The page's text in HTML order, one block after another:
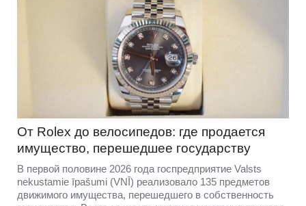
От Rolex до велосипедов: где продается
имущество, перешедшее государству
В первой половине 2026 года госпредприятие Valsts
nekustamie īpašumi (VNĪ) реализовало 135 предметов
движимого имущества, перешедшего в собственность